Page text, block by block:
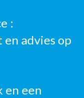
:
advies op
en een